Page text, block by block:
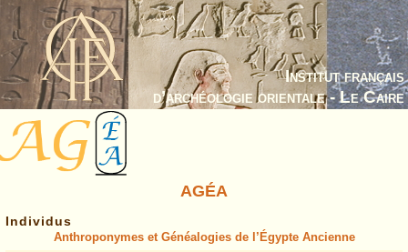
Institut français
d’archéologie orientale - Le Caire
AGÉA
Individus
Anthroponymes et Généalogies de l’Égypte Ancienne